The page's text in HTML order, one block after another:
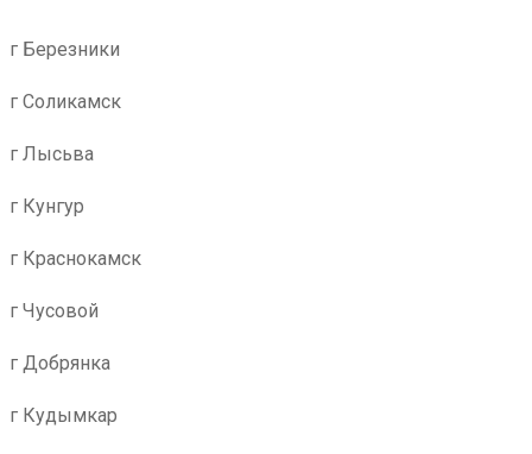
г Березники
г Соликамск
г Лысьва
г Кунгур
г Краснокамск
г Чусовой
г Добрянка
г Кудымкар